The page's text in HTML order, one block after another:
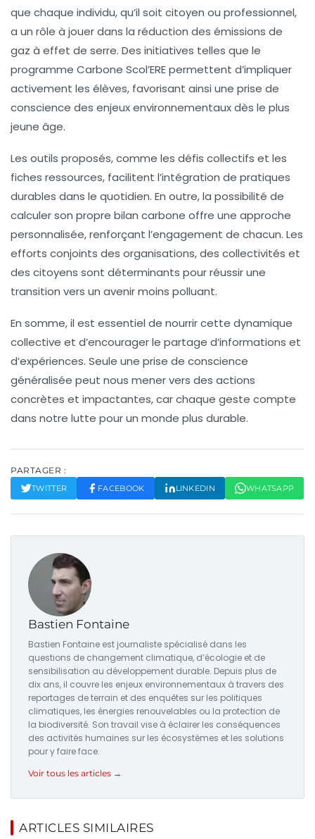
que chaque individu, qu’il soit citoyen ou professionnel,
a un rôle à jouer dans la réduction des émissions de
gaz à effet de serre. Des initiatives telles que le
programme Carbone Scol’EREpermettent d’impliquer
activement les élèves, favorisant ainsi une prise de
conscience des enjeux environnementaux dès le plus
jeune âge.
Les outils proposés, comme les défis collectifs et les
fiches ressources, facilitent l’intégration de pratiques
durables dans le quotidien. En outre, la possibilité de
calculer son propre bilan carbone offre une approche
personnalisée, renforçant l’engagement de chacun. Les
efforts conjoints des organisations, des collectivités et
des citoyens sont déterminants pour réussir une
transition vers un avenir moins polluant.
En somme, il est essentiel de nourrir cette dynamique
collective et d’encourager le partage d’informations et
d’expériences. Seule une prise de conscience
généralisée peut nous mener vers des actions
concrètes et impactantes, car chaque geste compte
dans notre lutte pour un monde plus durable.
PARTAGER :
TWITTER FACEBOOK LINKEDIN WHATSAPP
Bastien Fontaine
Bastien Fontaine est journaliste spécialisé dans les
questions de changement climatique, d’écologie et de
sensibilisation au développement durable. Depuis plus de
dix ans, il couvre les enjeux environnementaux à travers des
reportages de terrain et des enquêtes sur les politiques
climatiques, les énergies renouvelables ou la protection de
la biodiversité. Son travail vise à éclairer les conséquences
des activités humaines sur les écosystèmes et les solutions
pour y faire face.
Voir tous les articles →
ARTICLES SIMILAIRES